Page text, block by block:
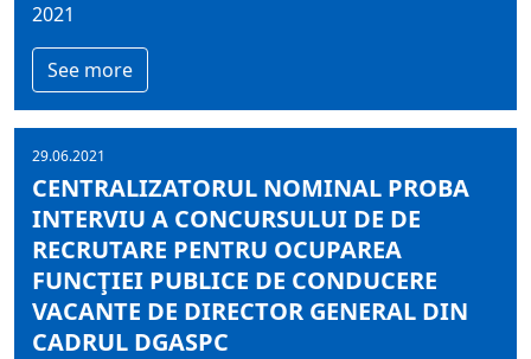
2021
See more
29.06.2021
CENTRALIZATORUL NOMINAL PROBA
INTERVIU A CONCURSULUI DE DE
RECRUTARE PENTRU OCUPAREA
FUNCŢIEI PUBLICE DE CONDUCERE
VACANTE DE DIRECTOR GENERAL DIN
CADRUL DGASPC